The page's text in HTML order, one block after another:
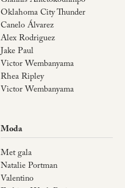
Oklahoma City Thunder
Canelo Álvarez
Alex Rodriguez
Jake Paul
Victor Wembanyama
Rhea Ripley
Victor Wembanyama
Moda
Met gala
Natalie Portman
Valentino